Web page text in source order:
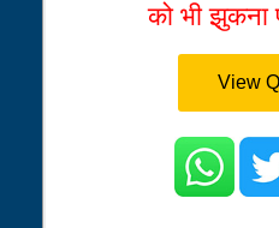
को भी झुकना
View